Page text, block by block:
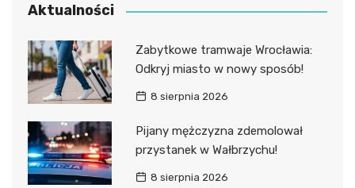
Aktualności
Zabytkowe tramwaje Wrocławia:
Odkryj miasto w nowy sposób!
8 sierpnia 2026
Pijany mężczyzna zdemolował
przystanek w Wałbrzychu!
8 sierpnia 2026